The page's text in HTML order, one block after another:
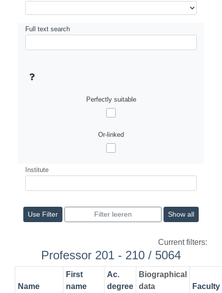
Full text search
Perfectly suitable
Or-linked
Institute
Show all
Current filters:
Professor 201 - 210 / 5064
Name
First
name
Ac.
degree
Biographical
data
Faculty